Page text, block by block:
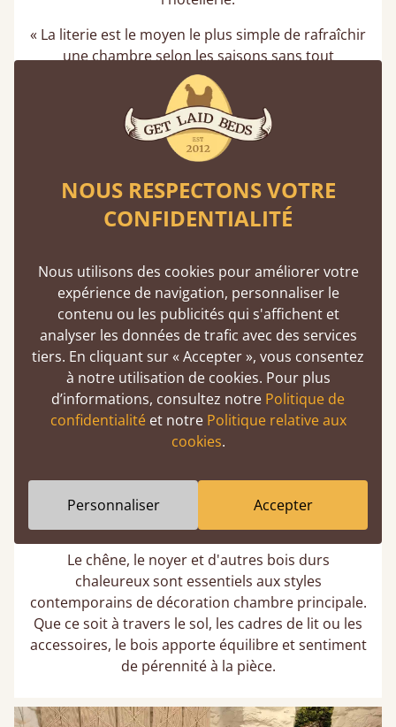
« La literie est le moyen le plus simple de rafraîchir
une chambre selon les saisons sans tout
redécorer », explique Melanie Whetstone.
Utilisez des bois chaleureux pour ancrer
Le chêne, le noyer et d'autres bois durs
chaleureux sont essentiels aux styles
contemporains de décoration chambre principale​.
Que ce soit à travers le sol, les cadres de lit ou les
accessoires, le bois apporte équilibre et sentiment
de pérennité à la pièce.
NOUS RESPECTONS VOTRE
CONFIDENTIALITÉ
Nous utilisons des cookies pour améliorer votre
expérience de navigation, personnaliser le
contenu ou les publicités qui s'affichent et
analyser les données de trafic avec des services
tiers. En cliquant sur « Accepter », vous consentez
à notre utilisation de cookies. Pour plus
d’informations, consultez notre Politique de
confidentialitéet notre Politique relative aux
cookies.
Personnaliser Accepter